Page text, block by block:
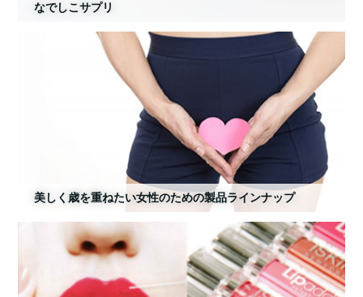
なでしこサプリ
美しく歳を重ねたい女性のための製品ラインナップ